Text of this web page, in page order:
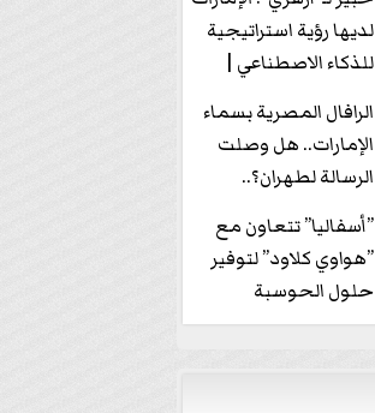
لديها رؤية استراتيجية
للذكاء الاصطناعي |
الرافال المصرية بسماء
الإمارات.. هل وصلت
الرسالة لطهران؟..
”ماعت جروب” تُجيب؟
”أسفاليا” تتعاون مع
”هواوي كلاود” لتوفير
حلول الحوسبة
السحابية والأمن